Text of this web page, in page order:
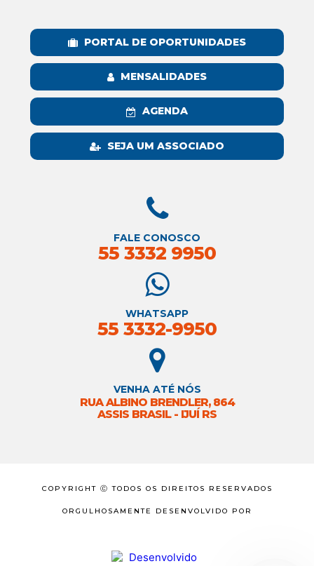
PORTAL DE OPORTUNIDADES
MENSALIDADES
AGENDA
SEJA UM ASSOCIADO
FALE CONOSCO
55 3332 9950
WHATSAPP
55 3332-9950
VENHA ATÉ NÓS
RUA ALBINO BRENDLER, 864
ASSIS BRASIL - IJUÍ RS
COPYRIGHT Ⓒ TODOS OS DIREITOS RESERVADOS
ORGULHOSAMENTE DESENVOLVIDO POR